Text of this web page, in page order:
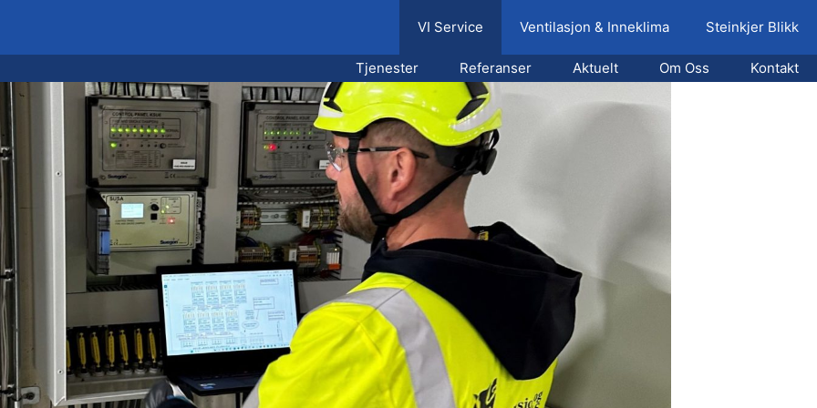
VI Service Ventilasjon & Inneklima Steinkjer Blikk
Tjenester Referanser Aktuelt Om Oss Kontakt